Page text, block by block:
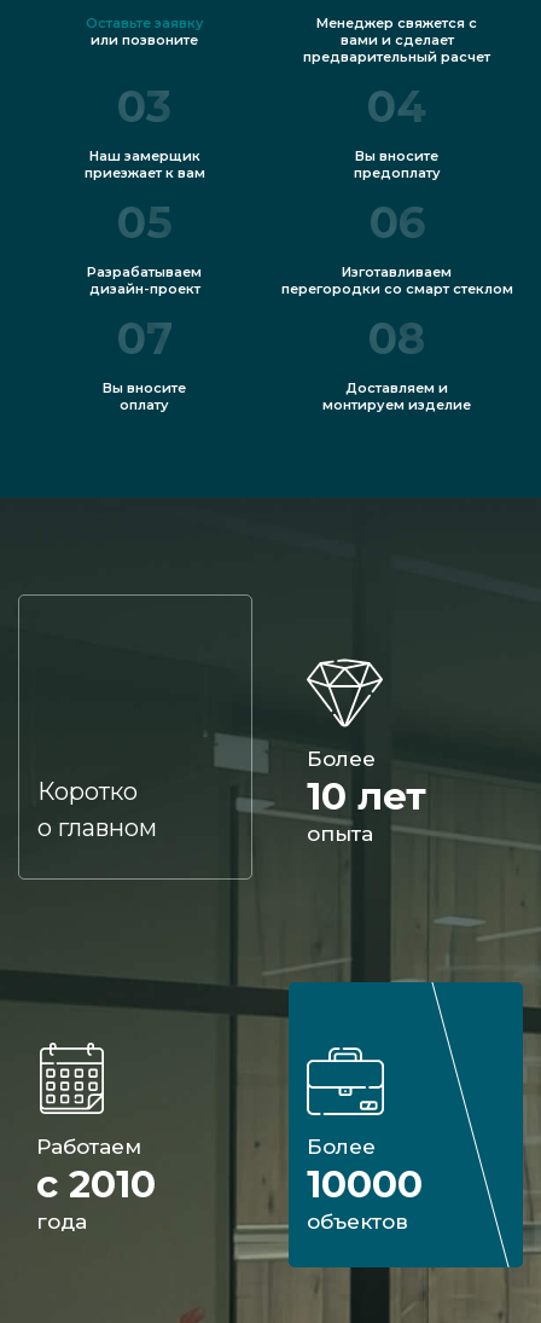
Где используются «умные»
перегородки
функциональностью, позволяющей
управлять приватностью в помещении, при
выполнить включение
высокотехнологичного
жидкокристаллического дополнительного
переговорные), торговые площади и центры.
популярность технологии в стационарных и
мобильных перегородках в зонировании
областей на разнотипных объектах
неудивительна. Изделия из смарт-стекла
производят и устанавливают в широком
позволяет таким решениям работать как фон
отдельные экраны или транслировать на
Чтобы купить современные перегородки из
закаленного смарт-стекла, позвоните нам и
производителя. Мы находимся на рынке
давно, предлагаем помощь на каждом этапе
производства перегородок и дверей из
стекла, гарантируем исключительное
Оставьте заявку
или позвоните
Менеджер свяжется с
вами и сделает
предварительный расчет
03
Наш замерщик
приезжает к вам
04
Вы вносите
предоплату
05
Разрабатываем
дизайн-проект
06
Изготавливаем
перегородки со смарт стеклом
07
Вы вносите
оплату
08
Доставляем и
монтируем изделие
Коротко
о главном
Более
10 лет
опыта
Работаем
с 2010
года
Более
10000
объектов